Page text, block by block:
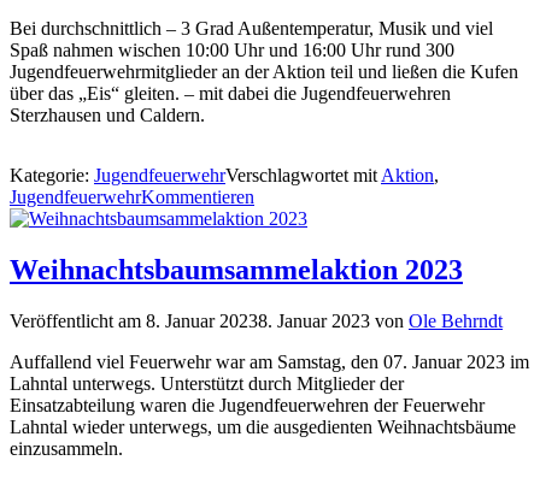
Bei durchschnittlich – 3 Grad Außentemperatur, Musik und viel
Spaß nahmen wischen 10:00 Uhr und 16:00 Uhr rund 300
Jugendfeuerwehrmitglieder an der Aktion teil und ließen die Kufen
über das „Eis“ gleiten. – mit dabei die Jugendfeuerwehren
Sterzhausen und Caldern.
Kategorie: JugendfeuerwehrVerschlagwortet mit Aktion,
JugendfeuerwehrKommentieren
Weihnachtsbaumsammelaktion 2023
Veröffentlicht am 8. Januar 20238. Januar 2023 von Ole Behrndt
Auffallend viel Feuerwehr war am Samstag, den 07. Januar 2023 im
Lahntal unterwegs. Unterstützt durch Mitglieder der
Einsatzabteilung waren die Jugendfeuerwehren der Feuerwehr
Lahntal wieder unterwegs, um die ausgedienten Weihnachtsbäume
einzusammeln.